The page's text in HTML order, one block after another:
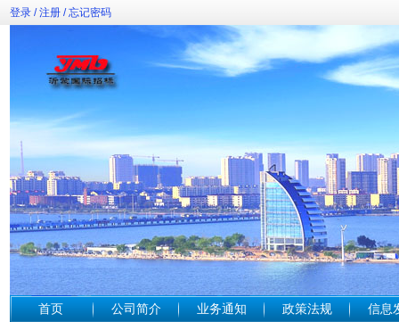
登录/注册/忘记密码
首页 公司简介 业务通知 政策法规 信息